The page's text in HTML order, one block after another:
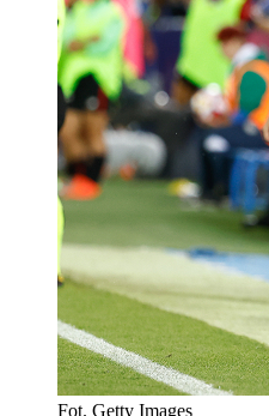
Fot. Getty Images